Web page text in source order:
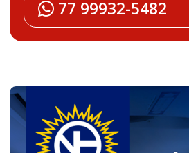
77 99932-5482